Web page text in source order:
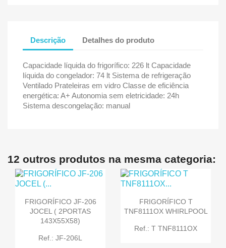
Descrição Detalhes do produto
Capacidade líquida do frigorífico: 226 lt Capacidade
líquida do congelador: 74 lt Sistema de refrigeração
Ventilado Prateleiras em vidro Classe de eficiência
energética: A+ Autonomia sem eletricidade: 24h
Sistema descongelação: manual
12 outros produtos na mesma categoria:
FRIGORÍFICO JF-206
JOCEL ( 2PORTAS
143X55X58)
Ref.: JF-206L
FRIGORÍFICO T
TNF8111OX WHIRLPOOL
Ref.: T TNF8111OX